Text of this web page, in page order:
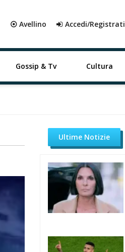
⦿ Avellino Accedi/Registrati
Gossip & Tv Cultura
Ultime Notizie